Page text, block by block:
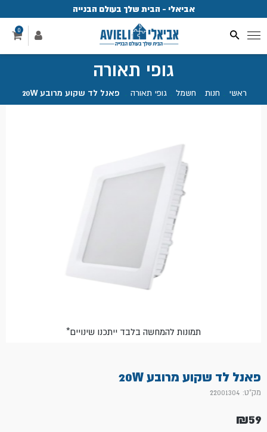
אביאלי - הבית שלך בעולם הבנייה
0
גופי תאורה
ראשי חנות חשמל גופי תאורה פאנל לד שקוע מרובע 20W
פאנל לד שקוע מרובע 20W
מק"ט: 22001304
₪59
*תמונות להמחשה בלבד ייתכנו שינויים